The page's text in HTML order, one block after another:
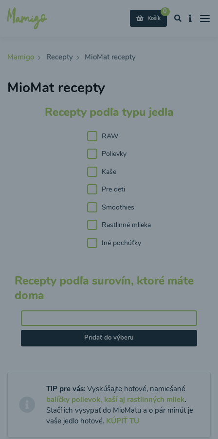
0
Košík
Mamigo Recepty MioMat recepty
MioMat recepty
Recepty podľa typu jedla
RAW
Polievky
Kaše
Pre deti
Smoothies
Rastlinné mlieka
Iné pochúťky
Recepty podľa surovín, ktoré máte
doma
Pridať do výberu
TIP pre vás: Vyskúšajte hotové, namiešané
balíčky polievok, kaší aj rastlinných mliek.
Stačí ich vysypať do MioMatu a o pár minút je
vaše jedlo hotové. KÚPIŤ TU